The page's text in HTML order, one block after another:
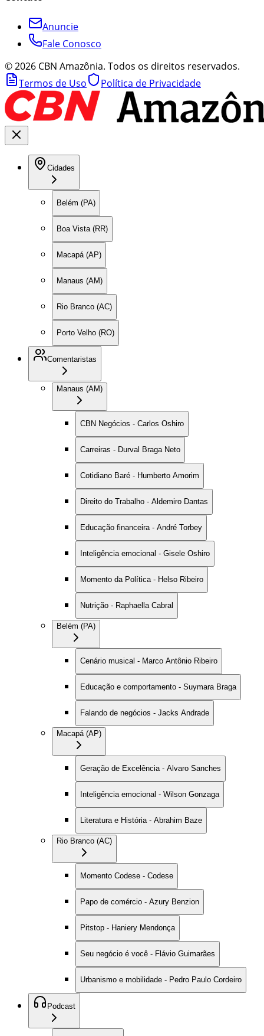
Anuncie
Fale Conosco
©2026 CBN Amazônia. Todos os direitos reservados.
Termos de Uso
Política de Privacidade
Cidades
Belém (PA)
Boa Vista (RR)
Macapá (AP)
Manaus (AM)
Rio Branco (AC)
Porto Velho (RO)
Comentaristas
Manaus (AM)
CBN Negócios - Carlos Oshiro
Carreiras - Durval Braga Neto
Cotidiano Baré - Humberto Amorim
Direito do Trabalho - Aldemiro Dantas
Educação financeira - André Torbey
Inteligência emocional - Gisele Oshiro
Momento da Política - Helso Ribeiro
Nutrição - Raphaella Cabral
Belém (PA)
Cenário musical - Marco Antônio Ribeiro
Educação e comportamento - Suymara Braga
Falando de negócios - Jacks Andrade
Macapá (AP)
Geração de Excelência - Alvaro Sanches
Inteligência emocional - Wilson Gonzaga
Literatura e História - Abrahim Baze
Rio Branco (AC)
Momento Codese - Codese
Papo de comércio - Azury Benzion
Pitstop - Haniery Mendonça
Seu negócio é você - Flávio Guimarães
Urbanismo e mobilidade - Pedro Paulo Cordeiro
Podcast